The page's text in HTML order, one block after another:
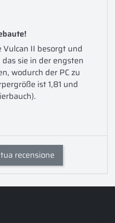
II besorgt und
sie in der engsten
wodurch der PC zu
ist 1,81 und
recensione